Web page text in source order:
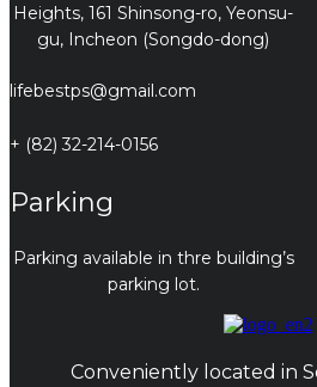
Heights, 161 Shinsong-ro, Yeonsu-
gu, Incheon (Songdo-dong)
lifebestps@gmail.com
+ (82) 32-214-0156
Parking
Parking available in thre building’s
parking lot.
Conveniently located in